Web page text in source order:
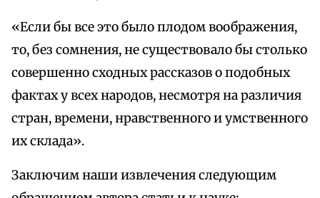
«Если бы все это было плодом воображения,
то, без сомнения, не существовало бы столько
совершенно сходных рассказов о подобных
фактах у всех народов, несмотря на различия
стран, времени, нравственного и умственного
их склада».
Заключим наши извлечения следующим